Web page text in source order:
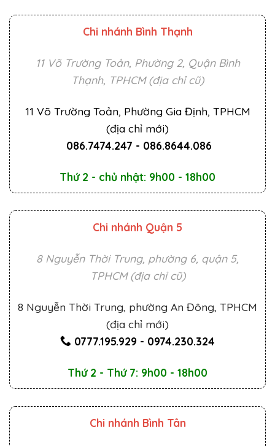
Chi nhánh Bình Thạnh
11 Võ Trường Toản, Phường 2, Quận Bình
Thạnh, TPHCM (địa chỉ cũ)
11 Võ Trường Toản, Phường Gia Định, TPHCM
(địa chỉ mới)
086.7474.247 - 086.8644.086
Thứ 2 - chủ nhật: 9h00 - 18h00
Chi nhánh Quận 5
8 Nguyễn Thời Trung, phường 6, quận 5,
TPHCM (địa chỉ cũ)
8 Nguyễn Thời Trung, phường An Đông, TPHCM
(địa chỉ mới)
0777.195.929 - 0974.230.324
Thứ 2 - Thứ 7: 9h00 - 18h00
Chi nhánh Bình Tân